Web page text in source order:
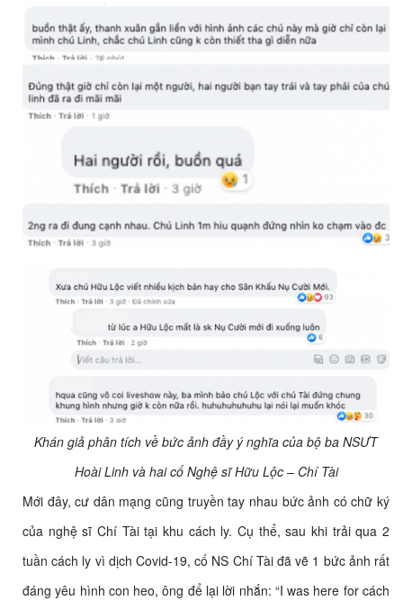
Khán giả phân tích về bức ảnh đầy ý nghĩa của bộ ba NSƯT
Hoài Linh và hai cố Nghệ sĩ Hữu Lộc – Chí Tài
Mới đây, cư dân mạng cũng truyền tay nhau bức ảnh có chữ ký
của nghệ sĩ Chí Tài tại khu cách ly. Cụ thể, sau khi trải qua 2
tuần cách ly vì dịch Covid-19, cố NS Chí Tài đã vẽ 1 bức ảnh rất
đáng yêu hình con heo, ông để lại lời nhắn: “I was here for cách